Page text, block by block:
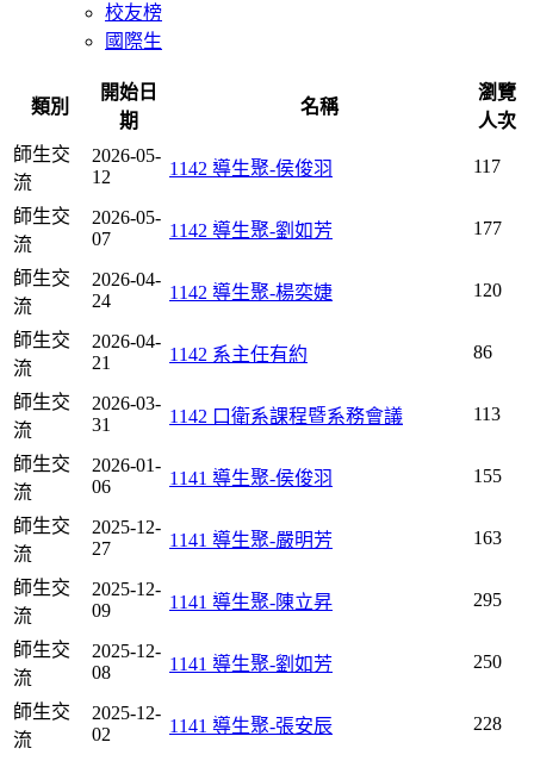
校友榜
國際生
類別
開始日
期
名稱
瀏覽
人次
師生交
流
2026-05-
12
1142 導生聚-侯俊羽 117
師生交
流
2026-05-
07
1142 導生聚-劉如芳 177
師生交
流
2026-04-
24
1142 導生聚-楊奕婕 120
師生交
流
2026-04-
21
1142 系主任有約 86
師生交
流
2026-03-
31
1142 口衛系課程暨系務會議 113
師生交
流
2026-01-
06
1141 導生聚-侯俊羽 155
師生交
流
2025-12-
27
1141 導生聚-嚴明芳 163
師生交
流
2025-12-
09
1141 導生聚-陳立昇 295
師生交
流
2025-12-
08
1141 導生聚-劉如芳 250
師生交
流
2025-12-
02
1141 導生聚-張安辰 228